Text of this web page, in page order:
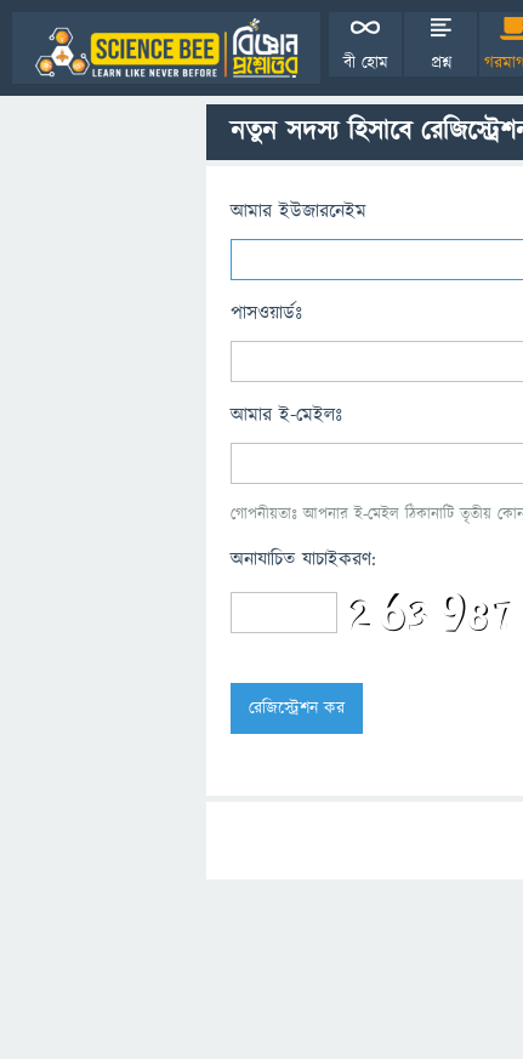
বী হোম প্রশ্ন
নতুন সদস্য হিসাবে
আমার ইউজারনেইম
পাসওয়ার্ডঃ
আমার ই-মেইলঃ
গোপনীয়তাঃ আপনার ই-মেইল ঠিকানাটি তৃতীয়
অনাযাচিত যাচাইকরণ: